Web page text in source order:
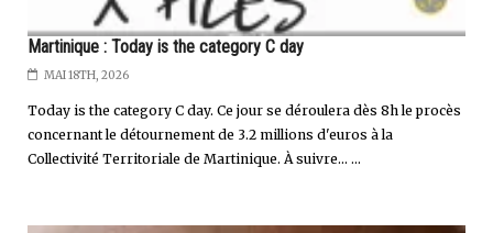
Martinique : Today is the category C day
MAI 18TH, 2026
Today is the category C day. Ce jour se déroulera dès 8h le procès
concernant le détournement de 3.2 millions d'euros à la
Collectivité Territoriale de Martinique. À suivre... ...